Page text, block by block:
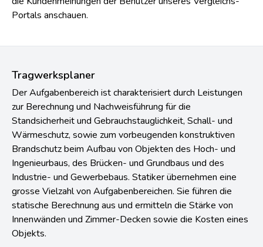
Portals anschauen.
Tragwerksplaner
Der Aufgabenbereich ist charakterisiert durch Leistungen
zur Berechnung und Nachweisführung für die
Standsicherheit und Gebrauchstauglichkeit, Schall- und
Wärmeschutz, sowie zum vorbeugenden konstruktiven
Brandschutz beim Aufbau von Objekten des Hoch- und
Ingenieurbaus, des Brücken- und Grundbaus und des
Industrie- und Gewerbebaus. Statiker übernehmen eine
grosse Vielzahl von Aufgabenbereichen. Sie führen die
statische Berechnung aus und ermitteln die Stärke von
Innenwänden und Zimmer-Decken sowie die Kosten eines
Objekts.